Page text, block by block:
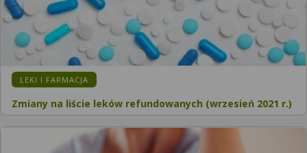
KATEGORIA:
LEKI I FARMACJA
Zmiany na liście leków refundowanych (wrzesień 2021 r.)